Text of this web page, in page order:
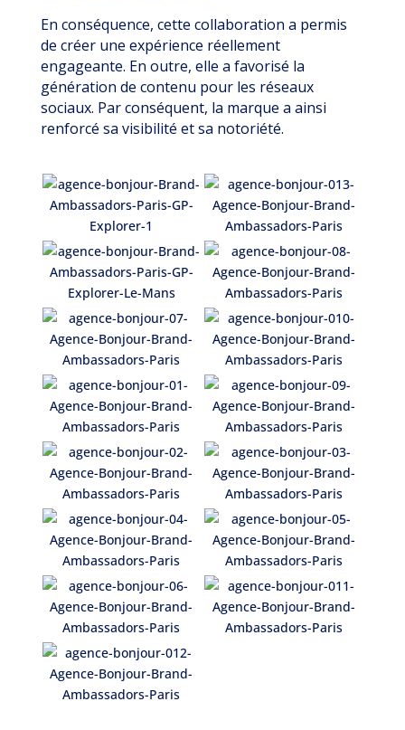
En conséquence, cette collaboration a permis
de créer une expérience réellement
engageante. En outre, elle a favorisé la
génération de contenu pour les réseaux
sociaux. Par conséquent, la marque a ainsi
renforcé sa visibilité et sa notoriété.